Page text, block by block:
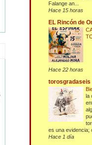
Falange an...
Hace 15 horas
EL Rincón de
Hace 22 horas
torosgradaseis
la
es una evidencia;
Hace 1 día